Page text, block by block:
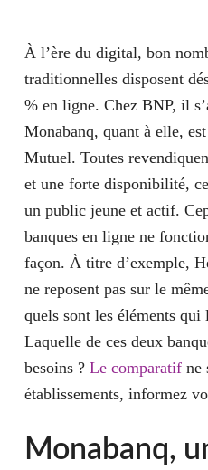
À l’ère du digital, bon
traditionnelles disposent
% en ligne. Chez BNP, il
Monabanq, quant à elle,
Mutuel. Toutes
et une forte disponibilité,
un public jeune et actif.
banques en ligne ne
façon. À titre d’exemple,
ne reposent pas sur le
quels sont les éléments
Laquelle de ces deux
besoins ? Le comparatifne
établissements, informez
Monabanq,